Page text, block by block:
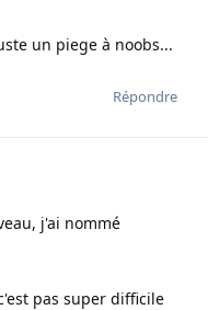
un piege à noobs...
Répondre
j'ai nommé
pas super difficile